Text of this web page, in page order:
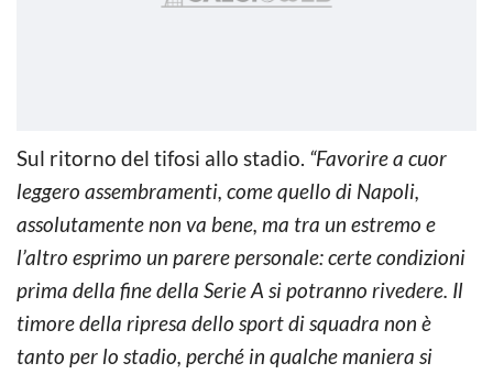
Sul ritorno del tifosi allo stadio. “Favorire a cuor
leggero assembramenti, come quello di Napoli,
assolutamente non va bene, ma tra un estremo e
l’altro esprimo un parere personale: certe condizioni
prima della fine della Serie A si potranno rivedere. Il
timore della ripresa dello sport di squadra non è
tanto per lo stadio, perché in qualche maniera si